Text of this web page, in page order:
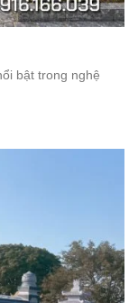
bật trong nghệ